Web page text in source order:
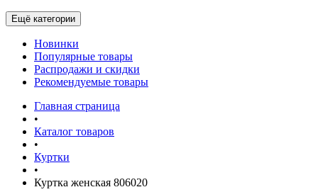
Ещё категории
Новинки
Популярные товары
Распродажи и скидки
Рекомендуемые товары
Главная страница
•
Каталог товаров
•
Куртки
•
Куртка женская 806020